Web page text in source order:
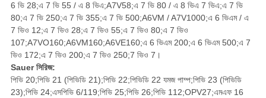
6 ভি 28;এ 7 ভি 55 / এ 8 ভিএ;A7V58;এ 7 ভি 80 / এ 8 ভিএ 7 ভিএ;এ 7 ভি
80;এ 7 ভি 250;এ 7 ভি 355;এ 7 ভি 500;A6VM / A7V1000;এ 6 ভিএম / এ
7 ভিও 12;এ 7 ভিও 28;এ 7 ভিও 55;এ 7 ভিও 80;এ 7 ভিও
107;A7VO160;A6VM160;A6VE160;এ 6 ভিএম 200;এ 6 ভিএম 500;এ 7
ভিও 172;এ 7 ভিও 200;এ 7 ভিও 250;7 ভিও 7।
Sauer সিরিজ:
পিভি 20;পিভি 21 (পিভিডি 21);পিভি 22;পিভিডি 22 যমজ পাম্প;পিভি 23 (পিভিডি
23);পিভি 24;এসপিভি 6/119;পিভি 25;পিভি 26;পিভি 112;OPV27;এমএফ 16